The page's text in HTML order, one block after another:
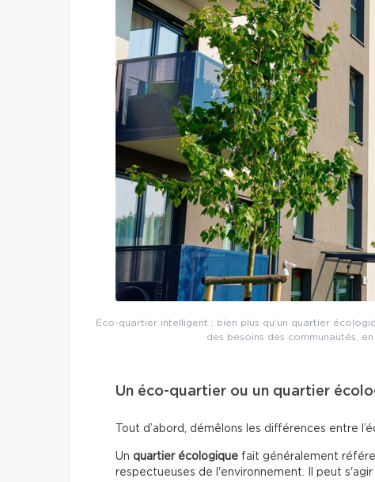
Éco-quartier intelligent : bien plus qu’un quartier
des besoins des communautés,
Un éco-quartier ou un quartier
Tout d’abord, démêlons les différences entre
Un quartier écologique fait généralement
respectueuses de l'environnement. Il peut